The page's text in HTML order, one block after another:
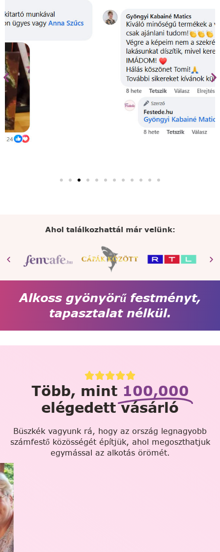
Ahol találkozhattál már velünk:
Alkoss gyönyörű festményt,
tapasztalat nélkül.
Több, mint 100,000
elégedett vásárló
Büszkék vagyunk rá, hogy az ország legnagyobb
számfestő közösségét építjük, ahol megoszthatjuk
egymással az alkotás örömét.